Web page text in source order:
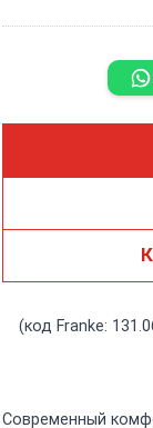
(код Franke:
Современный